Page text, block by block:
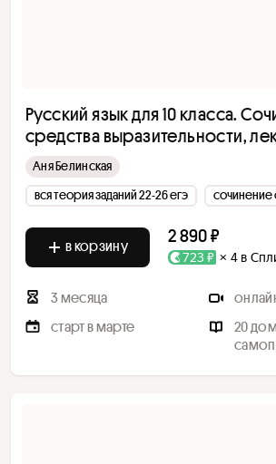
Русский язык для 10 класса.
средства выразительности,
Аня Белинская
вся теория заданий 22-26 егэ
сочинение
в корзину 2 890 ₽
723 ₽ × 4 в
3 месяца
старт в марте
20